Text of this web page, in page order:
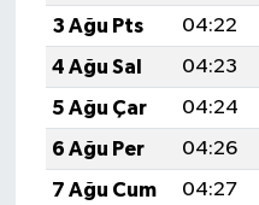
3 Ağu Pts
04:22
4 Ağu Sal
04:23
5 Ağu Çar
04:24
6 Ağu Per
04:26
7 Ağu Cum
04:27